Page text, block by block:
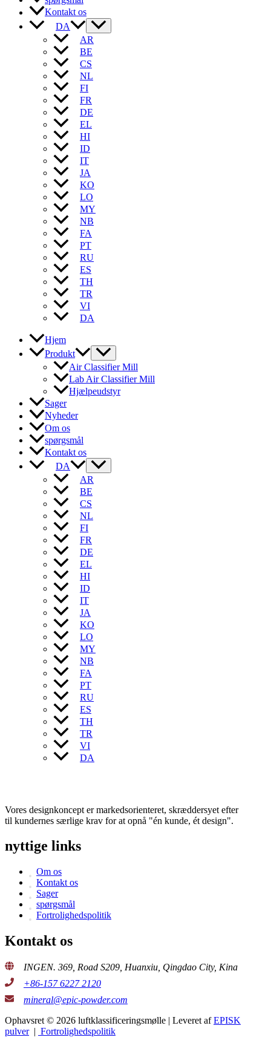
Kontakt os
DA
AR
BE
CS
NL
FI
FR
DE
EL
HI
ID
IT
JA
KO
LO
MY
NB
FA
PT
RU
ES
TH
TR
VI
DA
Hjem
Produkt
Air Classifier Mill
Lab Air Classifier Mill
Hjælpeudstyr
Sager
Nyheder
Om os
spørgsmål
Kontakt os
DA
AR
BE
CS
NL
FI
FR
DE
EL
HI
ID
IT
JA
KO
LO
MY
NB
FA
PT
RU
ES
TH
TR
VI
DA
Vores designkoncept er markedsorienteret, skræddersyet efter
til kundernes særlige krav for at opnå "én kunde, ét design".
nyttige links
Om os
Kontakt os
Sager
spørgsmål
Fortrolighedspolitik
Kontakt os
INGEN. 369, Road S209, Huanxiu, Qingdao City, Kina
+86-157 6227 2120
mineral@epic-powder.com
Ophavsret © 2026 luftklassificeringsmølle | Leveret afEPISK
pulver| Fortrolighedspolitik